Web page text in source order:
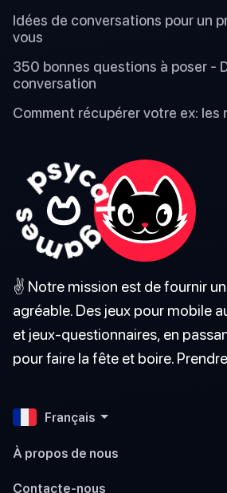
Idées de conversations pour un
vous
350 bonnes questions à poser -
conversation
Comment récupérer votre ex: les
✌️ Notre mission est de fournir
agréable. Des jeux pour mobile
et jeux-questionnaires, en
pour faire la fête et boire.
Français
À propos de nous
Contacte-nous